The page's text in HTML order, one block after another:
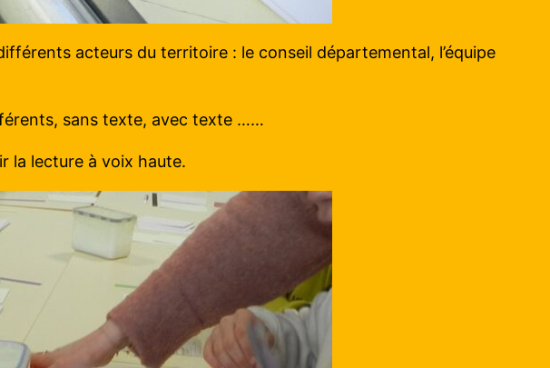
acteurs du territoire : le conseil départemental, l’équipe
sans texte, avec texte ……
la lecture à voix haute.